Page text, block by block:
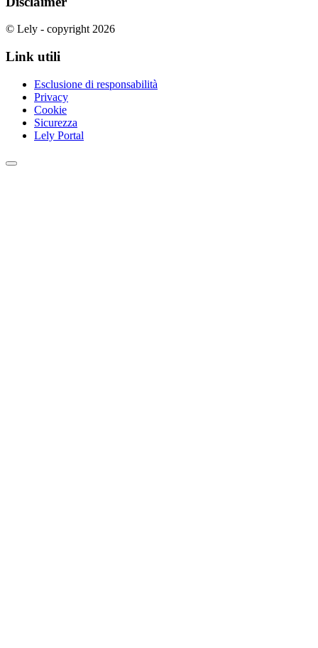
© Lely - copyright 2026
Link utili
Esclusione di responsabilità
Privacy
Cookie
Sicurezza
Lely Portal